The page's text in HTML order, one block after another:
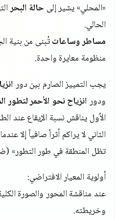
«المحلي» يشير إلى حالة البحر
الحالي.
مساطر وساعاتتُبنى من بنية
منظومة معايرة واحدة.
يجب التمييز الصارم بين دور
ودور انزياح نحو الأحمر لتطور
الأول يناقش نسبة الإيقاع عند
الثاني لا يراكم أثراً صافياً إلا
تظل المنطقة في طور التطور»
أولوية المعيار الافتراضي:
عند مناقشة المحور والصورة
وخريطته.